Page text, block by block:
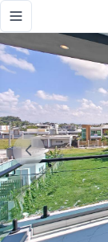
Toggle
Apartamentos en